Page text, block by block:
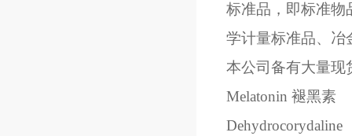
标准品，即标准物
学计量标准品、冶
本公司备有大量现
Melatonin 褪黑素
Dehydrocorydaline